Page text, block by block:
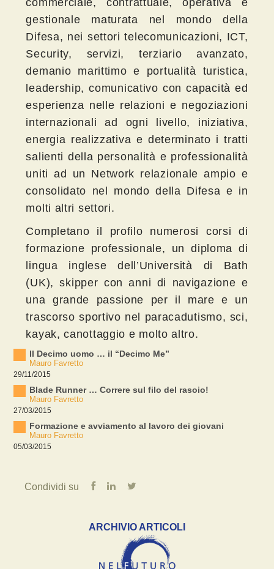
gestionale maturata nel mondo della
Difesa, nei settori telecomunicazioni, ICT,
Security, servizi, terziario avanzato,
demanio marittimo e portualità turistica,
leadership, comunicativo con capacità ed
esperienza nelle relazioni e negoziazioni
internazionali ad ogni livello, iniziativa,
energia realizzativa e determinato i tratti
salienti della personalità e professionalità
uniti ad un Network relazionale ampio e
consolidato nel mondo della Difesa e in
molti altri settori.
Completano il profilo numerosi corsi di
formazione professionale, un diploma di
lingua inglese dell’Università di Bath
(UK), skipper con anni di navigazione e
una grande passione per il mare e un
trascorso sportivo nel paracadutismo, sci,
kayak, canottaggio e molto altro.
Il Decimo uomo … il “Decimo Me”
Mauro Favretto
29/11/2015
Blade Runner … Correre sul filo del rasoio!
Mauro Favretto
27/03/2015
Formazione e avviamento al lavoro dei giovani
Mauro Favretto
05/03/2015
Condividi su
ARCHIVIO ARTICOLI